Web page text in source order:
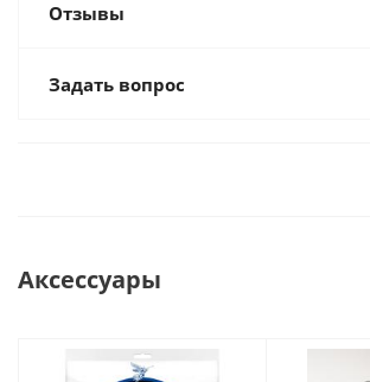
Отзывы
Задать вопрос
Аксессуары